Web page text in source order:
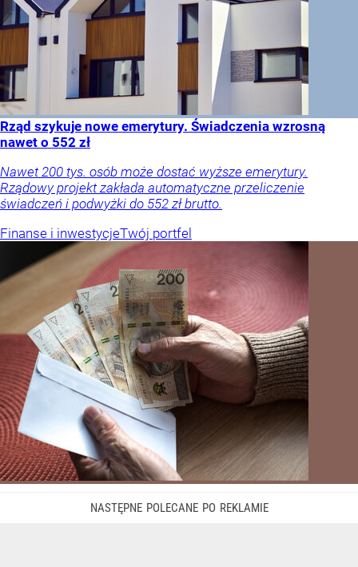
Rząd szykuje nowe emerytury. Świadczenia wzrosną
nawet o 552 zł
Nawet 200 tys. osób może dostać wyższe emerytury.
Rządowy projekt zakłada automatyczne przeliczenie
świadczeń i podwyżki do 552 zł brutto.
Finanse i inwestycjeTwój portfel